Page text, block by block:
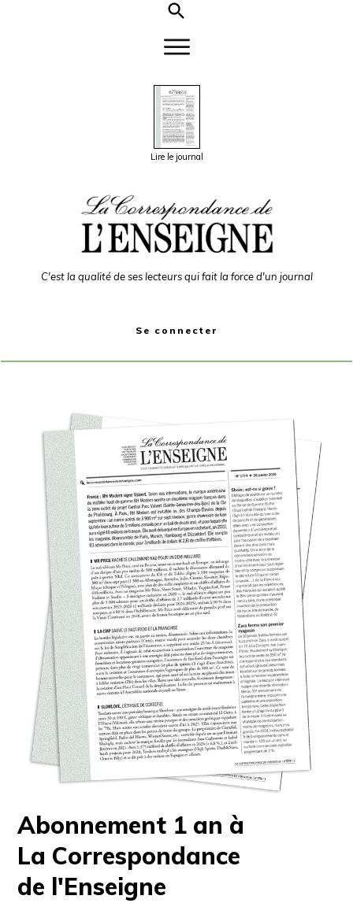
Lire le journal
C'est la qualité de ses lecteurs qui fait la force d'un journal
Se connecter
Abonnement 1 an à
La Correspondance
de l'Enseigne